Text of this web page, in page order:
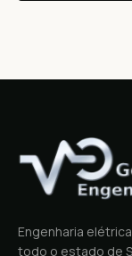
Engenharia
todo o estado de